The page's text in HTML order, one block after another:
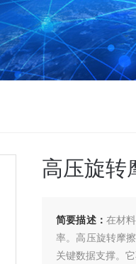
⾼压旋转
简要描述： 在材
率。高压旋转摩
关键数据支撑。